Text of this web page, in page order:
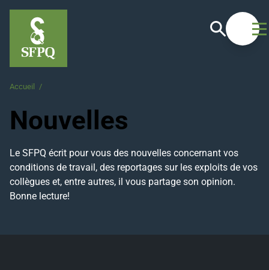
Recherche
Accueil /
Nouvelles
Le SFPQ écrit pour vous des nouvelles concernant vos
conditions de travail, des reportages sur les exploits de vos
collègues et, entre autres, il vous partage son opinion.
Bonne lecture!